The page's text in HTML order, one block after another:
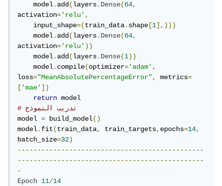
    model
.add(layers.Dense(64,
activation='relu',
    input_shape
=(train_data.shape [1],)))
    model
.add(layers.Dense(64,
activation='relu'))
    model
.add(layers.Dense(1))
    model
.compile(optimizer='adam',
loss="MeanAbsolutePercentageError", metrics=
['mae'])
return
# تدريب النموذج
model = build_model()
model.fit(train_data, train_targets,epochs=14,
batch_size=32)
-----------------------------------------------
-----------------------------------------------
-
Epoch
11/14